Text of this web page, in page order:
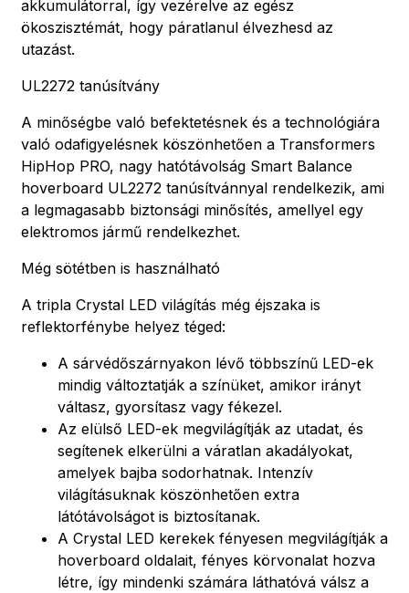
akkumulátorral, így vezérelve az egész
ökoszisztémát, hogy páratlanul élvezhesd az
utazást.
UL2272 tanúsítvány
A minőségbe való befektetésnek és a technológiára
való odafigyelésnek köszönhetően a Transformers
HipHop PRO, nagy hatótávolság Smart Balance
hoverboard UL2272 tanúsítvánnyal rendelkezik, ami
a legmagasabb biztonsági minősítés, amellyel egy
elektromos jármű rendelkezhet.
Még sötétben is használható
A tripla Crystal LED világítás még éjszaka is
reflektorfénybe helyez téged:
A sárvédőszárnyakon lévő többszínű LED-ek
mindig változtatják a színüket, amikor irányt
váltasz, gyorsítasz vagy fékezel.
Az elülső LED-ek megvilágítják az utadat, és
segítenek elkerülni a váratlan akadályokat,
amelyek bajba sodorhatnak. Intenzív
világításuknak köszönhetően extra
látótávolságot is biztosítanak.
A Crystal LED kerekek fényesen megvilágítják a
hoverboard oldalait, fényes körvonalat hozva
létre, így mindenki számára láthatóvá válsz a